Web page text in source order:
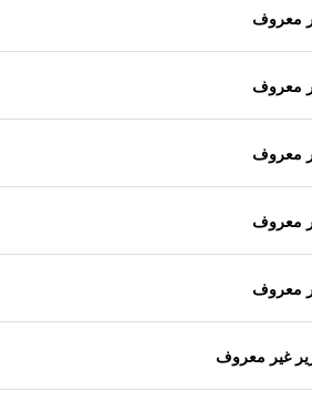
معروف
معروف
معروف
معروف
معروف